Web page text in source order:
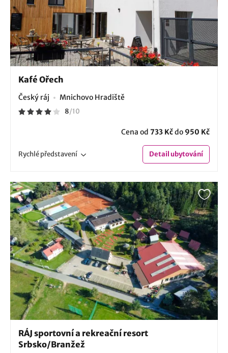
Kafé Ořech
Český ráj Mnichovo Hradiště
8/10
Cena od 733 Kčdo 950 Kč
Rychlépředstavení Detailubytování
RÁJ sportovní a rekreační resort
Srbsko/Branžež